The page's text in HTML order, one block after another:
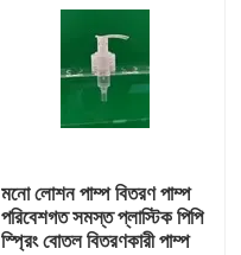
মনো লোশন পাম্প বিতরণ পাম্প
পরিবেশগত সমস্ত প্লাস্টিক পিপি
স্প্রিং বোতল বিতরণকারী পাম্প